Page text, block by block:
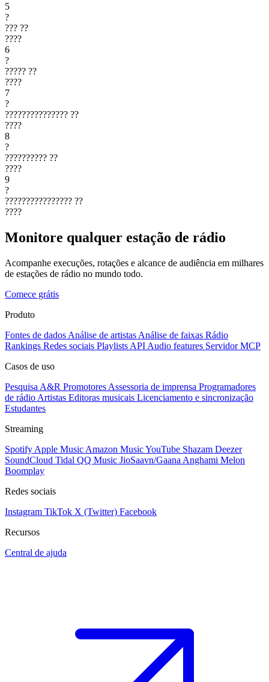
5
?
??? ??
????
6
?
????? ??
????
7
?
??????????????? ??
????
8
?
?????????? ??
????
9
?
???????????????? ??
????
Monitore qualquer estação de rádio
Acompanhe execuções, rotações e alcance de audiência em milhares
de estações de rádio no mundo todo.
Comece grátis
Produto
Fontes de dados Análise de artistas Análise de faixas Rádio
Rankings Redes sociais Playlists API Audio features Servidor MCP
Casos de uso
Pesquisa A&R Promotores Assessoria de imprensa Programadores
de rádio Artistas Editoras musicais Licenciamento e sincronização
Estudantes
Streaming
Spotify Apple Music Amazon MusicYouTube Shazam Deezer
SoundCloud Tidal QQ Music JioSaavn/Gaana Anghami Melon
Boomplay
Redes sociais
Instagram TikTok X (Twitter) Facebook
Recursos
Central de ajuda